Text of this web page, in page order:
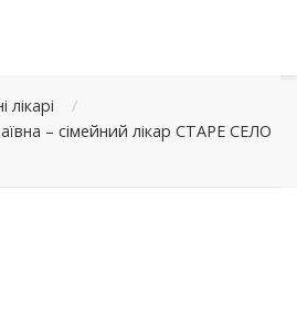
лікарі
/
– сімейний лікар СТАРЕ СЕЛО